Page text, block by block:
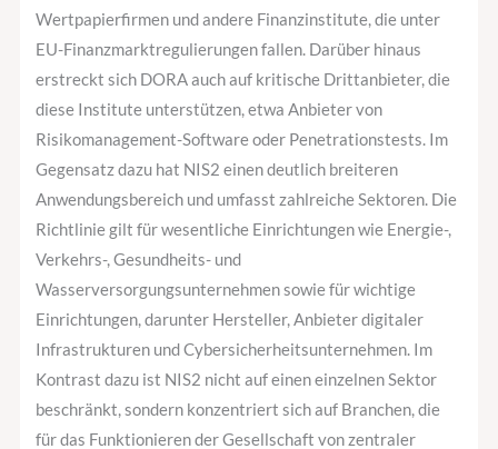
Wertpapierfirmen und andere Finanzinstitute, die unter
EU-Finanzmarktregulierungen fallen. Darüber hinaus
erstreckt sich DORA auch auf kritische Drittanbieter, die
diese Institute unterstützen, etwa Anbieter von
Risikomanagement-Software oder Penetrationstests. Im
Gegensatz dazu hat NIS2 einen deutlich breiteren
Anwendungsbereich und umfasst zahlreiche Sektoren. Die
Richtlinie gilt für wesentliche Einrichtungen wie Energie-,
Verkehrs-, Gesundheits- und
Wasserversorgungsunternehmen sowie für wichtige
Einrichtungen, darunter Hersteller, Anbieter digitaler
Infrastrukturen und Cybersicherheitsunternehmen. Im
Kontrast dazu ist NIS2 nicht auf einen einzelnen Sektor
beschränkt, sondern konzentriert sich auf Branchen, die
für das Funktionieren der Gesellschaft von zentraler